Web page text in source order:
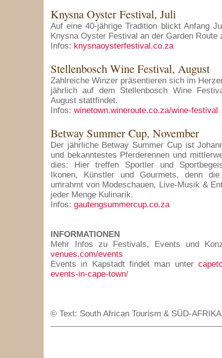
Knysna Oyster Festival, Juli
Auf eine 40-jährige Tradition blickt Anfang
Knysna Oyster Festival an der Garden Route
Infos: knysnaoysterfestival.co.za
Stellenbosch Wine Festival, August
Zahlreiche Winzer präsentieren sich im
jährlich auf dem Stellenbosch Wine
August stattfindet.
Infos: winetown.wineroute.co.za/wine-festival
Betway Summer Cup, November
Der jährliche Betway Summer Cup ist
und bekanntestes Pferderennen und
dies: Hier treffen Sportler und
Ikonen, Künstler und Gourmets, denn die
umrahmt von Modeschauen, Live-Musik &
jeder Menge Kulinarik.
Infos: gautengsummercup.co.za
INFORMATIONEN
Mehr Infos zu Festivals, Events und
venues.com/events
Events in Kapstadt findet man unter
events-in-cape-town/
© Text: South African Tourism & SÜD-AFRIKA